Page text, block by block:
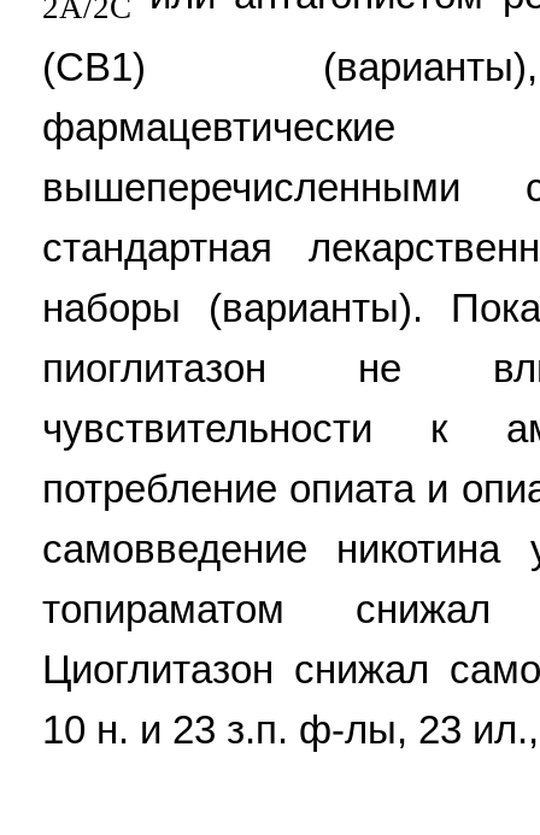
(СВ1)
вышеперечисленными
стандартная
наборы (варианты).
пиоглитазон не
чувствительности к
потребление опиата и
самовведение никотина
топираматом снижал
Циоглитазон снижал
10 н. и 23 з.п. ф-лы, 23